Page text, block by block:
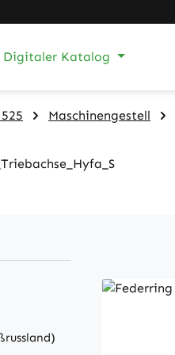
Digitaler Katalog
Maschinengestell